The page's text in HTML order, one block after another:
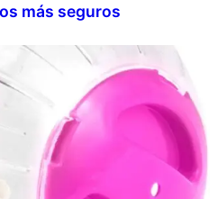
más seguros